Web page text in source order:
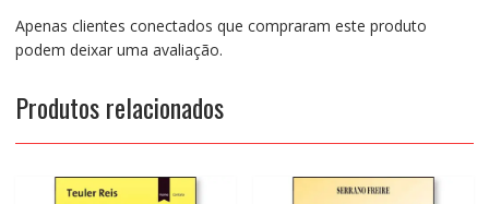
Apenas clientes conectados que compraram este produto
podem deixar uma avaliação.
Produtos relacionados